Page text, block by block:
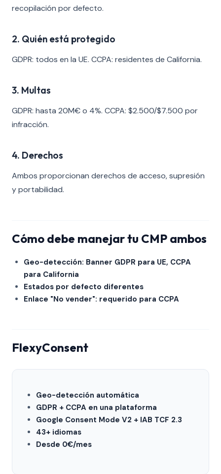
recopilación por defecto.
2. Quién está protegido
GDPR: todos en la UE. CCPA: residentes de California.
3. Multas
GDPR: hasta 20M€ o 4%. CCPA: $2.500/$7.500 por
infracción.
4. Derechos
Ambos proporcionan derechos de acceso, supresión
y portabilidad.
Cómo debe manejar tu CMP ambos
Geo-detección: Banner GDPR para UE, CCPA
para California
Estados por defecto diferentes
Enlace "No vender": requerido para CCPA
FlexyConsent
Geo-detección automática
GDPR + CCPA en una plataforma
Google Consent Mode V2 + IAB TCF 2.3
43+ idiomas
Desde 0€/mes